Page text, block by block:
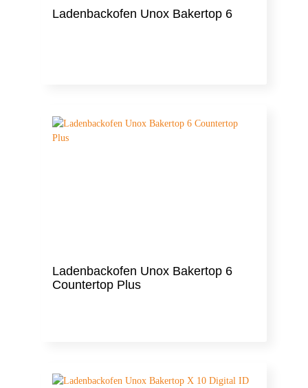
Ladenbackofen Unox Bakertop 6
Ladenbackofen Unox Bakertop 6
Countertop Plus